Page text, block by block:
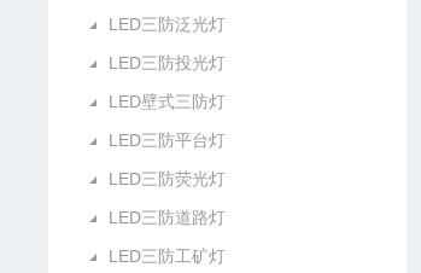
LED三防泛光灯
LED三防投光灯
LED壁式三防灯
LED三防平台灯
LED三防荧光灯
LED三防道路灯
LED三防工矿灯